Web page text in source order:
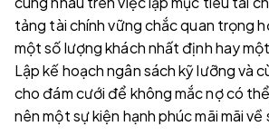
tảng tài chính vững chắc quan trọng
một số lượng khách nhất định hay
Lập kế hoạch ngân sách kỹ lưỡng và
cho đám cưới để không mắc nợ có
nên một sự kiện hạnh phúc mãi mãi về